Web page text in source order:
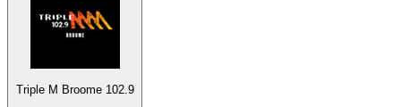
Triple M Broome 102.9